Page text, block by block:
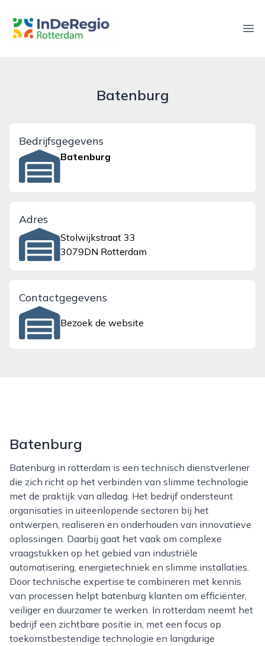
inderegiorotterdam.nl
Batenburg
Bedrijfsgegevens
Batenburg
Adres
Stolwijkstraat 33
3079DN Rotterdam
Contactgegevens
Bezoek de website
Batenburg
Batenburg in rotterdam is een technisch dienstverlener
die zich richt op het verbinden van slimme technologie
met de praktijk van alledag. Het bedrijf ondersteunt
organisaties in uiteenlopende sectoren bij het
ontwerpen, realiseren en onderhouden van innovatieve
oplossingen. Daarbij gaat het vaak om complexe
vraagstukken op het gebied van industriële
automatisering, energietechniek en slimme installaties.
Door technische expertise te combineren met kennis
van processen helpt batenburg klanten om efficiënter,
veiliger en duurzamer te werken. In rotterdam neemt het
bedrijf een zichtbare positie in, met een focus op
toekomstbestendige technologie en langdurige